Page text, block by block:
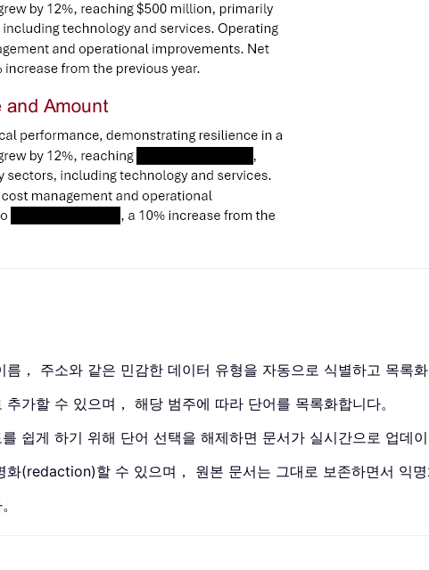
， 주소와 같은 민감한 데이터 유형을 자동으로 식별하고 목록화
가할 수 있으며， 해당 범주에 따라 단어를 목록화합니다。
쉽게 하기 위해 단어 선택을 해제하면 문서가 실시간으로 업데이
(redaction)할 수 있으며， 원본 문서는 그대로 보존하면서 익명